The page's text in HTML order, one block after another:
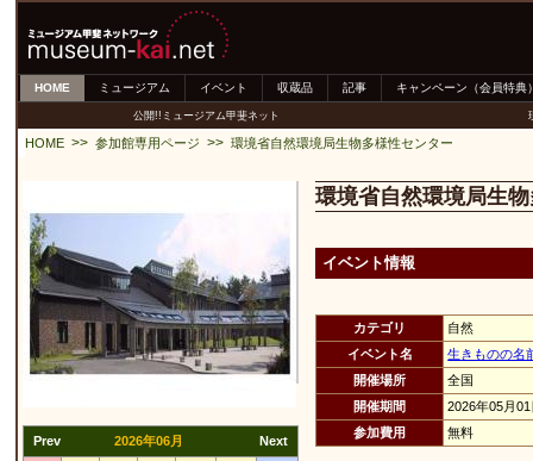
HOME ミュージアム イベント 収蔵品 記事 キャンペーン（会員特典
公開!!ミュージアム甲斐ネット
HOME >> 参加館専用ページ >> 環境省自然環境局生物多様性センター
Prev 2026年06月 Next
環境省自然環境局生
イベント情報
カテゴリ
自然
イベント名
生きものの名
開催場所
全国
開催期間
2026年05月
参加費用
無料